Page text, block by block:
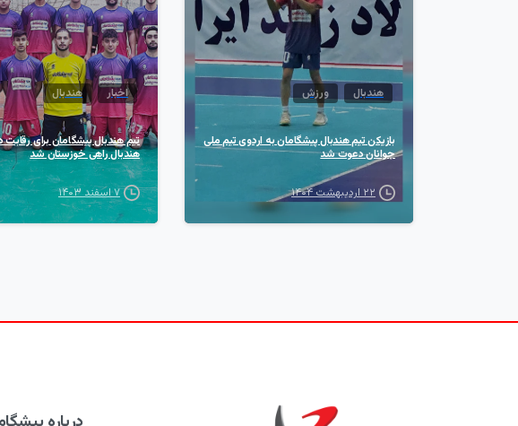
هندبال ورزش
بازیکن تیم هندبال پیشگامان به اردوی تیم ملی
جوانان دعوت شد
۲۲ اردیبهشت ۱۴۰۴
اخبار هندبال
تیم هندبال پیشگامان برای
هندبال راهی خوزستان شد
۷ اسفند ۱۴۰۳